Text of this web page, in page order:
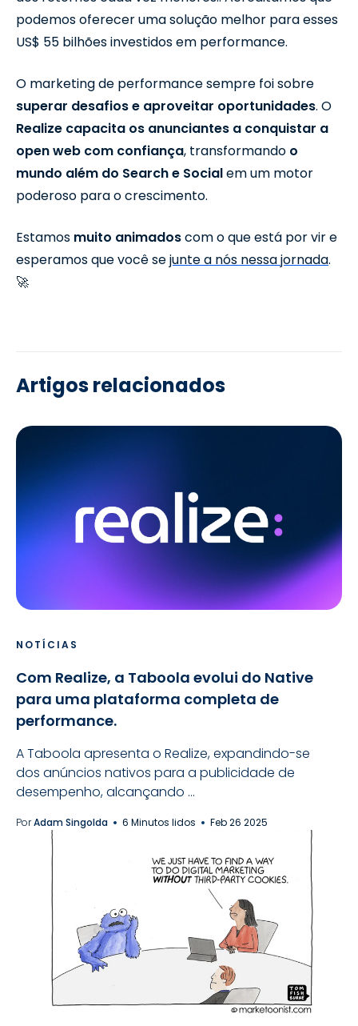
podemos oferecer uma solução melhor para esses
US$ 55 bilhões investidos em performance.
O marketing de performance sempre foi sobre
superar desafios e aproveitar oportunidades. O
Realize capacita os anunciantes a conquistar a
open web com confiança, transformando o
mundo além do Search e Socialem um motor
poderoso para o crescimento.
Estamos muito animadoscom o que está por vir e
esperamos que você sejunte a nós nessa jornada.
🚀
Artigos relacionados
NOTÍCIAS
Com Realize, a Taboola evolui do Native
para uma plataforma completa de
performance.
A Taboola apresenta o Realize, expandindo-se
dos anúncios nativos para a publicidade de
desempenho, alcançando ...
PorAdam Singolda 6 Minutos lidos Feb 26 2025